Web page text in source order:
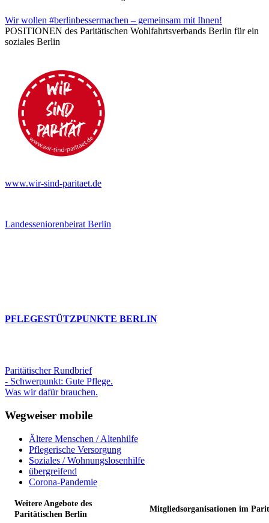
Wir wollen #berlinbessermachen – gemeinsam mit Ihnen!
POSITIONEN des Paritätischen Wohlfahrtsverbands Berlin für ein
soziales Berlin
www.wir-sind-paritaet.de
Landesseniorenbeirat Berlin
PFLEGESTÜTZPUNKTE BERLIN
Paritätischer Rundbrief
- Schwerpunkt: Gute Pflege.
Was wir dafür brauchen.
Wegweiser mobile
Ältere Menschen / Altenhilfe
Pflegerische Versorgung
Soziales / Wohnungslosenhilfe
übergreifend
Corona-Pandemie
Weitere Angebote des
Paritätischen Berlin
Mitgliedsorganisationen im